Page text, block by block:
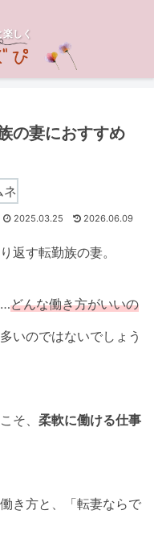
しく
の妻におすすめ
2025.03.25 2026.06.09
返す転勤族の妻。
…どんな働き方がいいの
いのではないでしょう
そ、 柔軟に働ける仕事
き方と、「転妻ならで